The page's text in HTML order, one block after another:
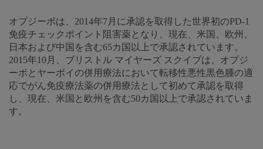
オプジーボは、2014年7月に承認を取得した世界初のPD-1
免疫チェックポイント阻害薬となり、現在、米国、欧州、
日本および中国を含む65カ国以上で承認されています。
2015年10月、ブリストル マイヤーズ スクイブは、オプジ
ーボとヤーボイの併用療法において転移性悪性黒色腫の適
応でがん免疫療法薬の併用療法として初めて承認を取得
し、現在、米国と欧州を含む50カ国以上で承認されていま
す。